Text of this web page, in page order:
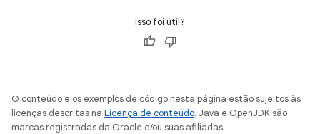
Isso foi útil?
O conteúdo e os exemplos de código nesta página estão sujeitos às
licenças descritas na Licença de conteúdo. Java e OpenJDK são
marcas registradas da Oracle e/ou suas afiliadas.